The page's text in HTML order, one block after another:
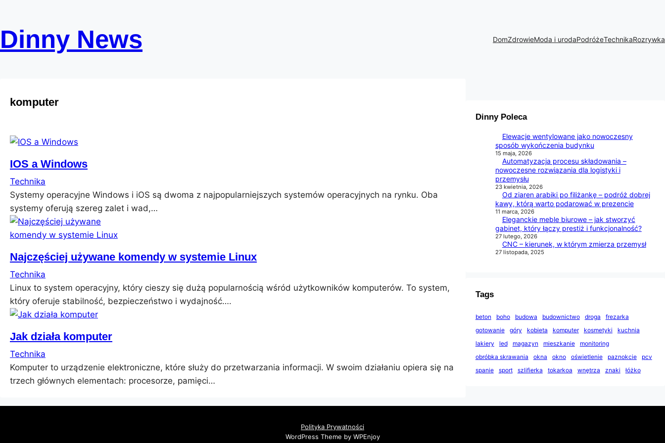
content
Dinny News DomZdrowieModa i urodaPodróżeTechnikaRozrywka
komputer
IOS a Windows
Technika
Systemy operacyjne Windows i iOS są dwoma z najpopularniejszych systemów operacyjnych na rynku. Oba
systemy oferują szereg zalet i wad,…
Najczęściej używane komendy w systemie Linux
Technika
Linux to system operacyjny, który cieszy się dużą popularnością wśród użytkowników komputerów. To system,
który oferuje stabilność, bezpieczeństwo i wydajność….
Jak działa komputer
Technika
Komputer to urządzenie elektroniczne, które służy do przetwarzania informacji. W swoim działaniu opiera się na
trzech głównych elementach: procesorze, pamięci…
Dinny Poleca
Elewacje wentylowane jako nowoczesny
sposób wykończenia budynku
15 maja, 2026
Automatyzacja procesu składowania –
nowoczesne rozwiązania dla logistyki i
przemysłu
23 kwietnia, 2026
Od ziaren arabiki po filiżankę – podróż dobrej
kawy, którą warto podarować w prezencie
11 marca, 2026
Eleganckie meble biurowe – jak stworzyć
gabinet, który łączy prestiż i funkcjonalność?
27 lutego, 2026
CNC – kierunek, w którym zmierza przemysł
27 listopada, 2025
Tags
beton boho budowa budownictwo droga
frezarka
gotowanie
góry kobieta komputer kosmetyki
kuchnia
lakiery
led magazyn mieszkanie
monitoring
obróbka skrawania
okna okno oświetlenie paznokcie
pcv
spanie
sport szlifierka tokarkoa wnętrza znaki łóżko
Polityka Prywatności
WordPress Theme by WPEnjoy